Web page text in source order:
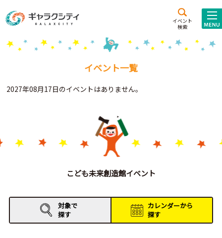
イベント
検索
施設案内
こども
西新井
施設･
Gがくえん
お知らせ
イベントレポート
イベント一覧
2027年08月17日のイベントはありません。
こども未来創造館イベント
対象で
探す
カレンダーから
探す